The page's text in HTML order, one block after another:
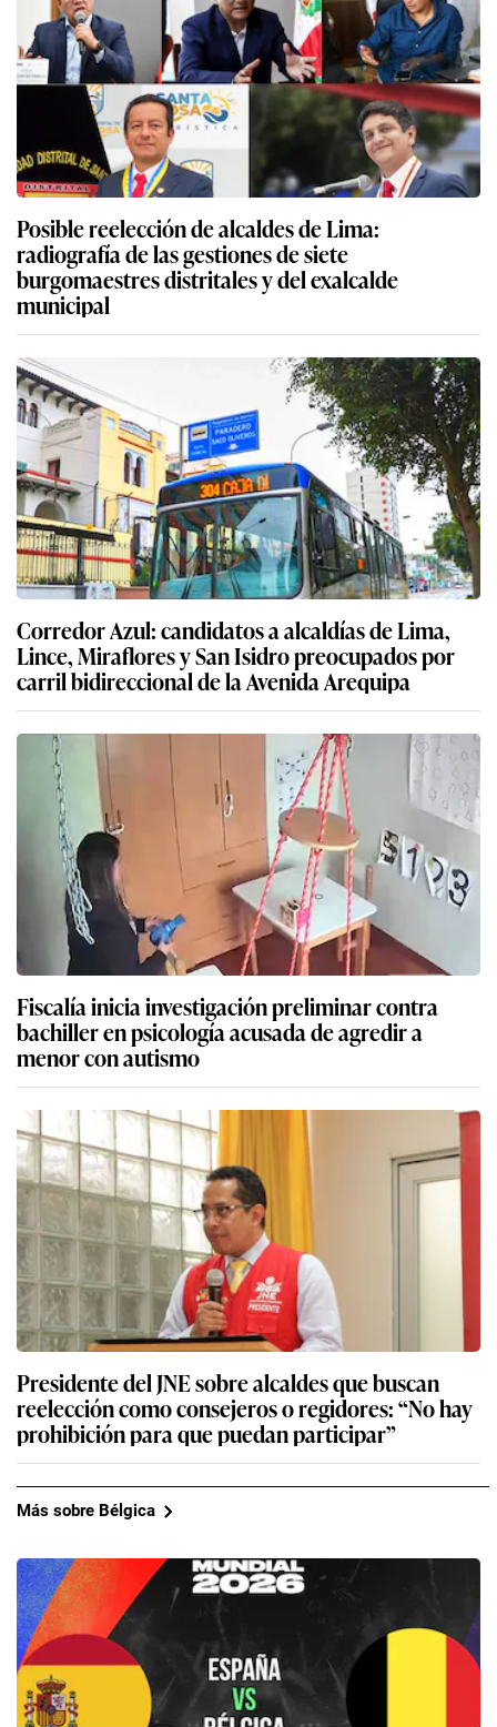
Posible reelección de alcaldes de Lima:
radiografía de las gestiones de siete
burgomaestres distritales y del exalcalde
municipal
Corredor Azul: candidatos a alcaldías de Lima,
Lince, Miraflores y San Isidro preocupados por
carril bidireccional de la Avenida Arequipa
Fiscalía inicia investigación preliminar contra
bachiller en psicología acusada de agredir a
menor con autismo
Presidente del JNE sobre alcaldes que buscan
reelección como consejeros o regidores: “No hay
prohibición para que puedan participar”
Más sobre Bélgica